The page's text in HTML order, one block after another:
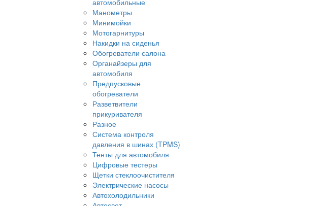
автомобильные
Манометры
Минимойки
Мотогарнитуры
Накидки на сиденья
Обогреватели салона
Органайзеры для
автомобиля
Предпусковые
обогреватели
Разветвители
прикуривателя
Разное
Система контроля
давления в шинах (TPMS)
Тенты для автомобиля
Цифровые тестеры
Щетки стеклоочистителя
Электрические насосы
Автохолодильники